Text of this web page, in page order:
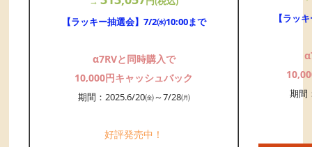
【ラッキー抽選会】7/2㈬10:00まで
α7RVと同時購入で
10,000円キャッシュバック
期間：2025.6/20㈮～7/28㈪
好評発売中！
【ラッ
期間